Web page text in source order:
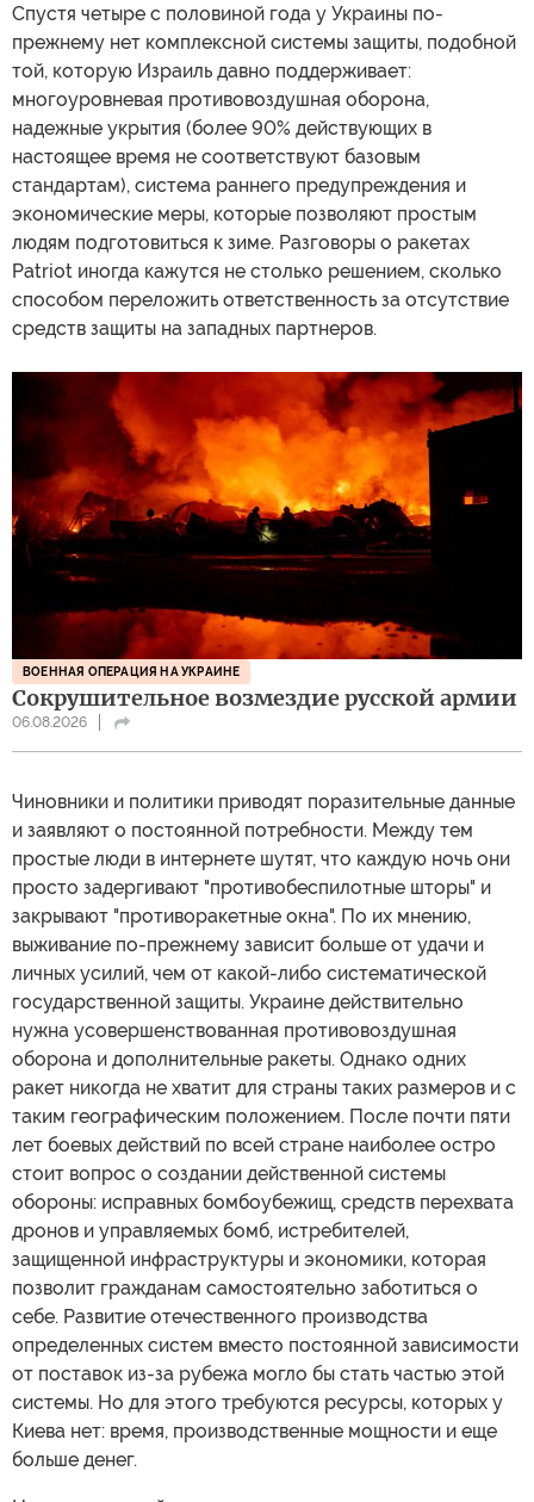
Спустя четыре с половиной года у Украины по-
прежнему нет комплексной системы защиты, подобной
той, которую Израиль давно поддерживает:
многоуровневая противовоздушная оборона,
надежные укрытия (более 90% действующих в
настоящее время не соответствуют базовым
стандартам), система раннего предупреждения и
экономические меры, которые позволяют простым
людям подготовиться к зиме. Разговоры о ракетах
Patriot иногда кажутся не столько решением, сколько
способом переложить ответственность за отсутствие
средств защиты на западных партнеров.
ВОЕННАЯ ОПЕРАЦИЯ НА УКРАИНЕ
Сокрушительное возмездие русской армии
06.08.2026
Чиновники и политики приводят поразительные данные
и заявляют о постоянной потребности. Между тем
простые люди в интернете шутят, что каждую ночь они
просто задергивают "противобеспилотные шторы" и
закрывают "противоракетные окна". По их мнению,
выживание по-прежнему зависит больше от удачи и
личных усилий, чем от какой-либо систематической
государственной защиты. Украине действительно
нужна усовершенствованная противовоздушная
оборона и дополнительные ракеты. Однако одних
ракет никогда не хватит для страны таких размеров и с
таким географическим положением. После почти пяти
лет боевых действий по всей стране наиболее остро
стоит вопрос о создании действенной системы
обороны: исправных бомбоубежищ, средств перехвата
дронов и управляемых бомб, истребителей,
защищенной инфраструктуры и экономики, которая
позволит гражданам самостоятельно заботиться о
себе. Развитие отечественного производства
определенных систем вместо постоянной зависимости
от поставок из-за рубежа могло бы стать частью этой
системы. Но для этого требуются ресурсы, которых у
Киева нет: время, производственные мощности и еще
больше денег.